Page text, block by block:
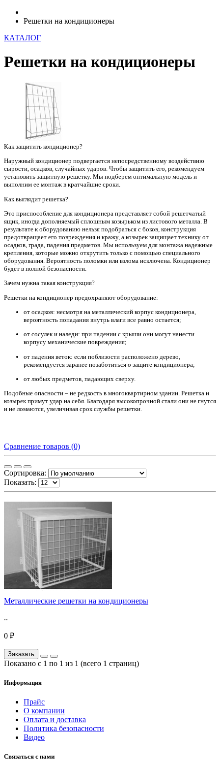
Решетки на кондиционеры
КАТАЛОГ
Решетки на кондиционеры
Как защитить кондиционер?
Наружный кондиционер подвергается непосредственному воздействию
сырости, осадков, случайных ударов. Чтобы защитить его, рекомендуем
установить защитную решетку. Мы подберем оптимальную модель и
выполним ее монтаж в кратчайшие сроки.
Как выглядит решетка?
Это приспособление для кондиционера представляет собой решетчатый
ящик, иногда дополняемый сплошным козырьком из листового металла. В
результате к оборудованию нельзя подобраться с боков, конструкция
предотвращает его повреждения и кражу, а козырек защищает технику от
осадков, града, падения предметов. Мы используем для монтажа надежные
крепления, которые можно открутить только с помощью специального
оборудования. Вероятность поломки или взлома исключена. Кондиционер
будет в полной безопасности.
Зачем нужна такая конструкция?
Решетки на кондиционер предохраняют оборудование:
от осадков: несмотря на металлический корпус кондиционера,
вероятность попадания внутрь влаги все равно остается;
от сосулек и наледи: при падении с крыши они могут нанести
корпусу механические повреждения;
от падения веток: если поблизости расположено дерево,
рекомендуется заранее позаботиться о защите кондиционера;
от любых предметов, падающих сверху.
Подобные опасности – не редкость в многоквартирном здании. Решетка и
козырек примут удар на себя. Благодаря высокопрочной стали они не гнутся
и не ломаются, увеличивая срок службы решетки.
Сравнение товаров (0)
Сортировка:
Показать:
Металлические решетки на кондиционеры
..
0 ₽
Заказать
Показано с 1 по 1 из 1 (всего 1 страниц)
Информация
Прайс
О компании
Оплата и доставка
Политика безопасности
Видео
Связаться с нами